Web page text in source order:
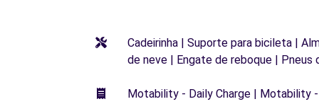
Cadeirinha | Suporte para bicileta |
de neve | Engate de reboque | Pneus
Motability - Daily Charge | Motability